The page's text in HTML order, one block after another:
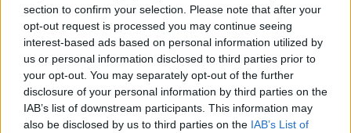
section to confirm your selection. Please note that after your
opt-out request is processed you may continue seeing
interest-based ads based on personal information utilized by
us or personal information disclosed to third parties prior to
your opt-out. You may separately opt-out of the further
disclosure of your personal information by third parties on the
IAB’s list of downstream participants. This information may
also be disclosed by us to third parties on the IAB’s List of